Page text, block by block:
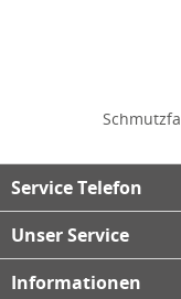
Service Telefon
Unser Service
Informationen